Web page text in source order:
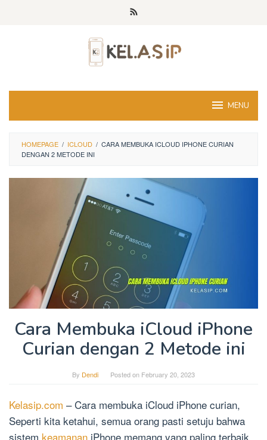
MENU
HOMEPAGE / ICLOUD / CARA MEMBUKA ICLOUD IPHONE CURIAN
DENGAN 2 METODE INI
Cara Membuka iCloud iPhone
Curian dengan 2 Metode ini
By Dendi Posted on February 20, 2023
Kelasip.com – Cara membuka iCloud iPhone curian,
Seperti kita ketahui, semua orang pasti setuju bahwa
sistem keamanan iPhone memang yang paling terbaik